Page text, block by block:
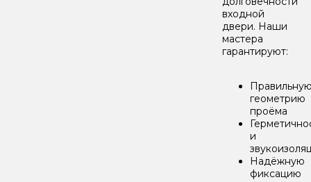
входной
двери. Наши
мастера
гарантируют:
геометрию
проёма
и
Надёжную
фиксацию